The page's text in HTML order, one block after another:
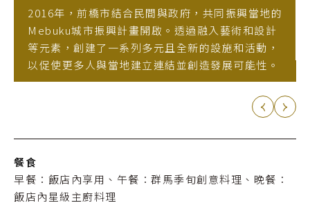
2016年，前橋市結合民間與政府，共同振興當地的
Mebuku城市振興計畫開啟。透過融入藝術和設計
等元素，創建了一系列多元且全新的設施和活動，
以促使更多人與當地建立連結並創造發展可能性。
餐食
早餐：飯店內享用、午餐：群馬季旬創意料理、晚餐：
飯店內星級主廚料理